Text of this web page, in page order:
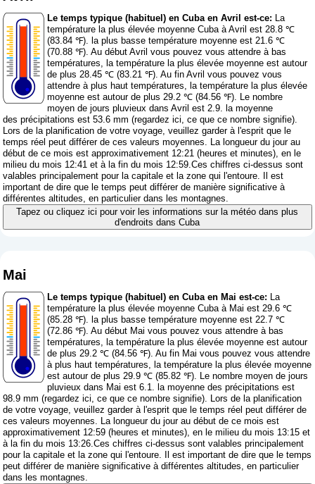
Le temps typique (habituel) en Cuba en Avril est-ce: La
température la plus élevée moyenne Cuba à Avril est 28.8 ℃
(83.84 ℉). la plus basse température moyenne est 21.6 ℃
(70.88 ℉). Au début Avril vous pouvez vous attendre à bas
températures, la température la plus élevée moyenne est autour
de plus 28.45 ℃ (83.21 ℉). Au fin Avril vous pouvez vous
attendre à plus haut températures, la température la plus élevée
moyenne est autour de plus 29.2 ℃ (84.56 ℉). Le nombre
moyen de jours pluvieux dans Avril est 2.9. la moyenne
des précipitations est 53.6 mm (regardez ici, ce que ce nombre signifie).
Lors de la planification de votre voyage, veuillez garder à l'esprit que le
temps réel peut différer de ces valeurs moyennes. La longueur du jour au
début de ce mois est approximativement 12:21 (heures et minutes), en le
milieu du mois 12:41 et à la fin du mois 12:59.Ces chiffres ci-dessus sont
valables principalement pour la capitale et la zone qui l'entoure. Il est
important de dire que le temps peut différer de manière significative à
différentes altitudes, en particulier dans les montagnes.
Tapez ou cliquez ici pour voir les informations sur la météo dans plus
d'endroits dans Cuba
Mai
Le temps typique (habituel) en Cuba en Mai est-ce: La
température la plus élevée moyenne Cuba à Mai est 29.6 ℃
(85.28 ℉). la plus basse température moyenne est 22.7 ℃
(72.86 ℉). Au début Mai vous pouvez vous attendre à bas
températures, la température la plus élevée moyenne est autour
de plus 29.2 ℃ (84.56 ℉). Au fin Mai vous pouvez vous attendre
à plus haut températures, la température la plus élevée moyenne
est autour de plus 29.9 ℃ (85.82 ℉). Le nombre moyen de jours
pluvieux dans Mai est 6.1. la moyenne des précipitations est
98.9 mm (regardez ici, ce que ce nombre signifie). Lors de la planification
de votre voyage, veuillez garder à l'esprit que le temps réel peut différer de
ces valeurs moyennes. La longueur du jour au début de ce mois est
approximativement 12:59 (heures et minutes), en le milieu du mois 13:15 et
à la fin du mois 13:26.Ces chiffres ci-dessus sont valables principalement
pour la capitale et la zone qui l'entoure. Il est important de dire que le temps
peut différer de manière significative à différentes altitudes, en particulier
dans les montagnes.